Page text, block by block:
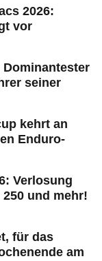
2026:
vor
seiner
kehrt an
Enduro-
Verlosung
250 und mehr!
für das
am